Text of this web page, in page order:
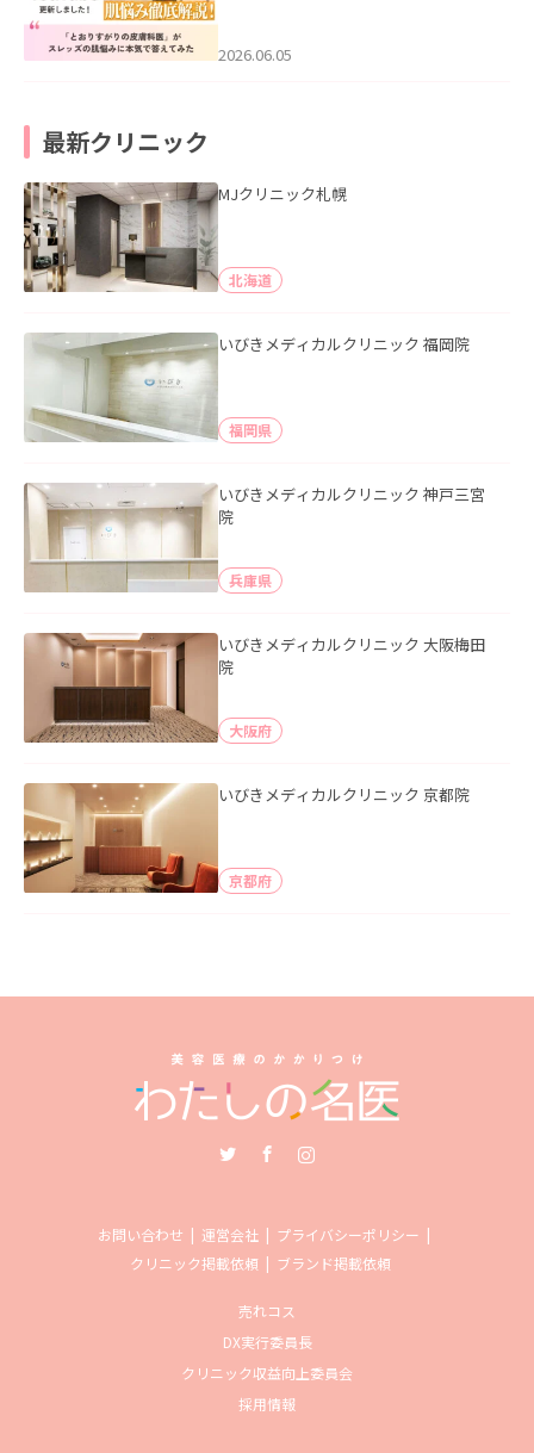
2026.06.05
最新クリニック
MJクリニック札幌
北海道
いびきメディカルクリニック 福岡院
福岡県
いびきメディカルクリニック 神戸三宮
院
兵庫県
いびきメディカルクリニック 大阪梅田
院
大阪府
いびきメディカルクリニック 京都院
京都府
お問い合わせ 運営会社
プライバシーポリシー
クリニック掲載依頼
ブランド掲載依頼
売れコス
DX実行委員長
クリニック収益向上委員会
採用情報